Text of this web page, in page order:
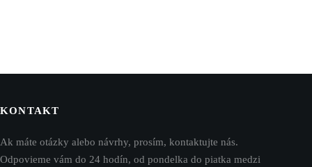
KONTAKT
Ak máte otázky alebo návrhy, prosím, kontaktujte nás.
Odpovieme vám do 24 hodín, od pondelka do piatka medzi